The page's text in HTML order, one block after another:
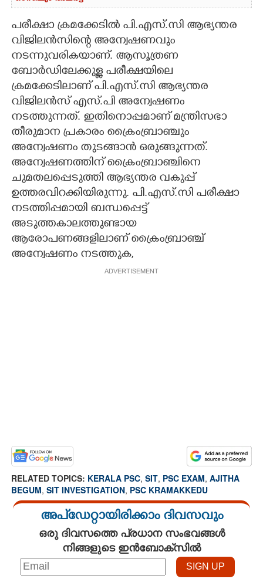
പരീക്ഷാ ക്രമക്കേടിൽ പി.എസ്.സി ആഭ്യന്തര
വിജിലൻസിന്റെ അന്വേഷണവും
നടന്നുവരികയാണ്. ആസൂത്രണ
ബോ‌ർഡിലേക്കുള്ള പരീക്ഷയിലെ
ക്രമക്കേടിലാണ് പി.എസ്.സി ആഭ്യന്തര
വിജിലൻസ് എസ്.പി അന്വേഷണം
നടത്തുന്നത്. ഇതിനൊപ്പമാണ് മന്ത്രിസഭാ
തീരുമാന പ്രകാരം ക്രൈംബ്രാഞ്ചും
അന്വേഷണം തുടങ്ങാൻ ഒരുങ്ങുന്നത്.
അന്വേഷണത്തിന് ക്രൈംബ്രാഞ്ചിനെ
ചുമതലപ്പെടുത്തി ആഭ്യന്തര വകുപ്പ്
ഉത്തരവിറക്കിയിരുന്നു. പി.എസ്.സി പരീക്ഷാ
നടത്തിപ്പമായി ബന്ധപ്പെട്ട്
അടുത്തകാലത്തുണ്ടായ
ആരോപണങ്ങളിലാണ് ക്രൈംബ്രാഞ്ച്
അന്വേഷണം നടത്തുക,
ADVERTISEMENT
RELATED TOPICS: KERALA PSC, SIT, PSC EXAM, AJITHA
BEGUM, SIT INVESTIGATION, PSC KRAMAKKEDU
അപ്ഡേറ്റായിരിക്കാം ദിവസവും
ഒരു ദിവസത്തെ പ്രധാന സംഭവങ്ങൾ
നിങ്ങളുടെ ഇൻബോക്സിൽ